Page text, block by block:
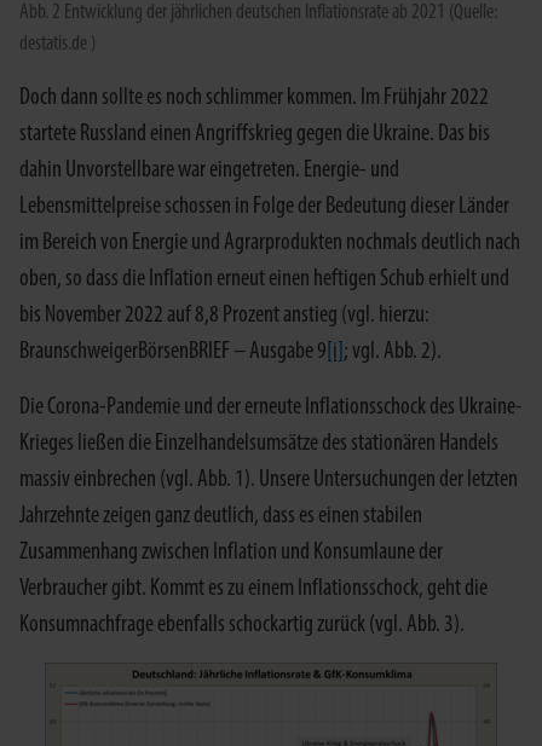
Abb. 2 Entwicklung der jährlichen deutschen Inflationsrate ab 2021 (Quelle:
destatis.de )
Doch dann sollte es noch schlimmer kommen. Im Frühjahr 2022
startete Russland einen Angriffskrieg gegen die Ukraine. Das bis
dahin Unvorstellbare war eingetreten. Energie- und
Lebensmittelpreise schossen in Folge der Bedeutung dieser Länder
im Bereich von Energie und Agrarprodukten nochmals deutlich nach
oben, so dass die Inflation erneut einen heftigen Schub erhielt und
bis November 2022 auf 8,8 Prozent anstieg (vgl. hierzu:
BraunschweigerBörsenBRIEF – Ausgabe 9 [i] ; vgl. Abb. 2).
Die Corona-Pandemie und der erneute Inflationsschock des Ukraine-
Krieges ließen die Einzelhandelsumsätze des stationären Handels
massiv einbrechen (vgl. Abb. 1). Unsere Untersuchungen der letzten
Jahrzehnte zeigen ganz deutlich, dass es einen stabilen
Zusammenhang zwischen Inflation und Konsumlaune der
Verbraucher gibt. Kommt es zu einem Inflationsschock, geht die
Konsumnachfrage ebenfalls schockartig zurück (vgl. Abb. 3).